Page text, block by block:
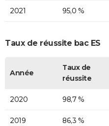
2021 95,0 %
Taux de réussite bac ES
Année
Taux de
réussite
2020 98,7 %
2019 86,3 %